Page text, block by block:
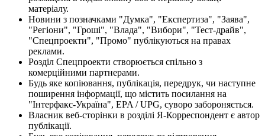
матеріалу.
Новини з позначками "Думка", "Експертиза", "Заява",
"Регіони", "Гроші", "Влада", "Вибори", "Тест-драйв",
"Спецпроекти", "Промо" публікуються на правах
реклами.
Розділ Спецпроекти створюється спільно з
комерційними партнерами.
Будь яке копіювання, публікація, передрук, чи наступне
поширення інформації, що містить посилання на
"Інтерфакс-Україна", EPA / UPG, суворо забороняється.
Власник веб-сторінки в розділі Я-Корреспондент є автор
публікації.